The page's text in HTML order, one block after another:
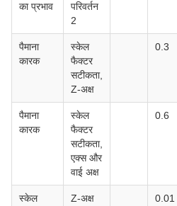
का प्रभाव
परिवर्तन
2
पैमाना
कारक
स्केल
फैक्टर
सटीकता,
Z-अक्ष
0.3
पैमाना
कारक
स्केल
फैक्टर
सटीकता,
एक्स और
वाई अक्ष
0.6
स्केल
Z-अक्ष 0.01